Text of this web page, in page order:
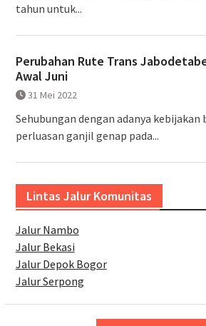
tahun untuk...
Perubahan Rute Trans
Awal Juni
31 Mei 2022
Sehubungan dengan adanya kebijakan
perluasan ganjil genap pada...
Lintas Jalur Komunitas
Jalur Nambo
Jalur Bekasi
Jalur Depok Bogor
Jalur Serpong